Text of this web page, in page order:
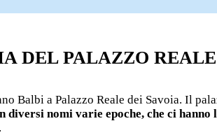
DEL PALAZZO
Balbi a Palazzo Reale dei Savoia. Il
diversi nomi varie epoche, che ci